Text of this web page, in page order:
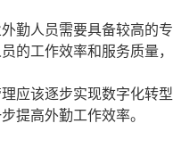
勤人员需要具备较高的
的工作效率和服务质量，
应该逐步实现数字化转
提高外勤工作效率。